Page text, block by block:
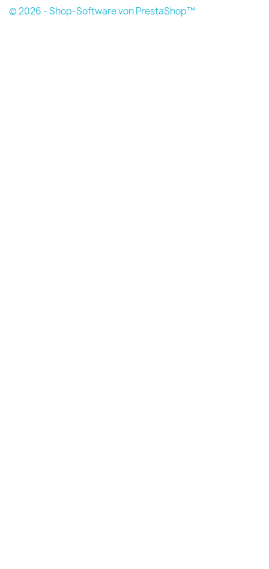
© 2026 - Shop-Software von PrestaShop™